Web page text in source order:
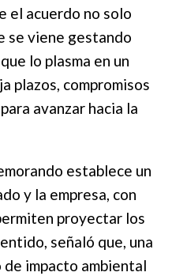
el acuerdo no solo
se viene gestando
lo plasma en un
plazos, compromisos
avanzar hacia la
establece un
y la empresa, con
proyectar los
señaló que, una
impacto ambiental